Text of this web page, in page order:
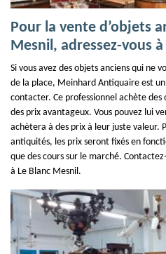
Pour la vente d’objets
Mesnil, adressez-vous
Si vous avez des objets anciens qui ne
de la place, Meinhard Antiquaire est
contacter. Ce professionnel achète
des prix avantageux. Vous pouvez lui
achètera à des prix à leur juste valeur.
antiquités, les prix seront fixés en
que des cours sur le marché.
à Le Blanc Mesnil.